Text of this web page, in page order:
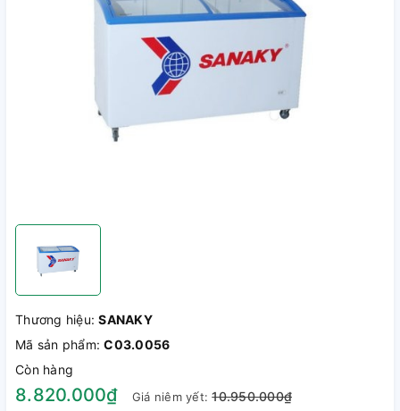
Thương hiệu:SANAKY
Mã sản phẩm:C03.0056
Còn hàng
8.820.000₫ Giá niêm yết:10.950.000₫